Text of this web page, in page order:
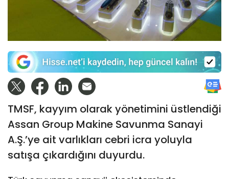
TMSF, kayyım olarak yönetimini üstlendiği
Assan Group Makine Savunma Sanayi
A.Ş.’ye ait varlıkları cebri icra yoluyla
satışa çıkardığını duyurdu.